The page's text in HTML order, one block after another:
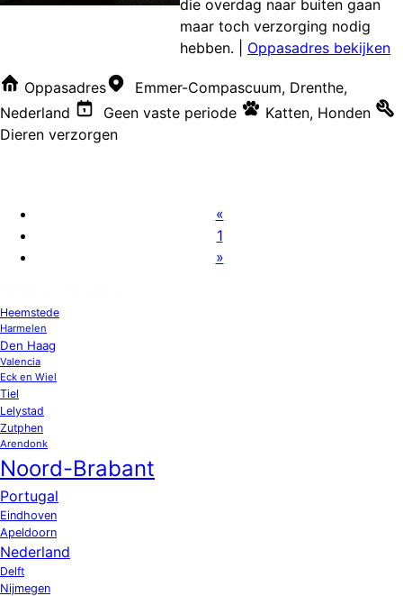
die overdag naar buiten gaan
maar toch verzorging nodig
hebben.
Oppasadres bekijken
Oppasadres
Emmer-Compascuum, Drenthe,
Nederland
Geen vaste periode Katten, Honden
Dieren verzorgen
«
1
»
Heemstede
Harmelen
Den Haag
Valencia
Eck en Wiel
Tiel
Lelystad
Zutphen
Arendonk
Noord-Brabant
Portugal
Eindhoven
Apeldoorn
Nederland
Delft
Nijmegen